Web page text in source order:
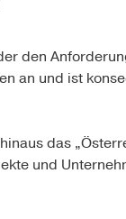
den
an und ist
das
und